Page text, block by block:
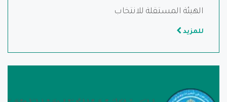
الهيئة المستقلة للانتخاب
للمزيد